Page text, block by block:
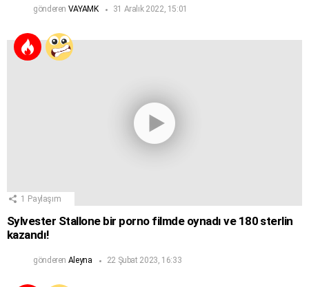
gönderen VAYAMK 31 Aralık 2022, 15:01
1 Paylaşım
Sylvester Stallone bir porno filmde oynadı ve 180 sterlin
kazandı!
gönderen Aleyna 22 Şubat 2023, 16:33